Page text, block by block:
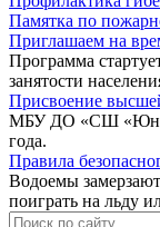
Памятка по
Приглашаем на
Программа
занятости
Присвоение
МБУ ДО «СШ
года.
Правила
Водоемы
поиграть на льду